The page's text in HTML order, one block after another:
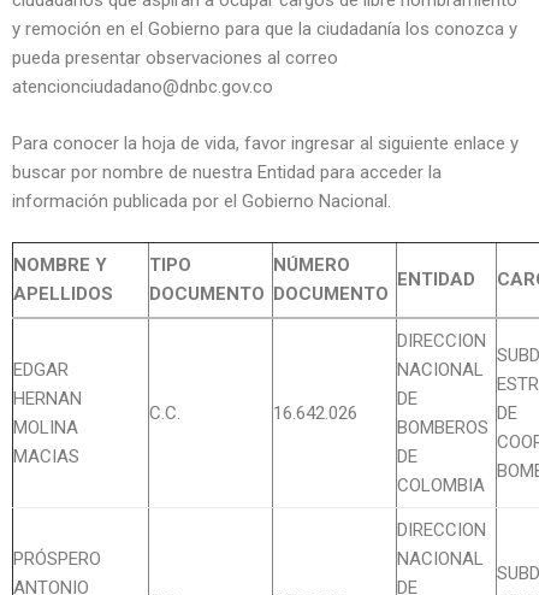
y remoción en el Gobierno para que la ciudadanía los conozca y
pueda presentar observaciones al correo
atencionciudadano@dnbc.gov.co
Para conocer la hoja de vida, favor ingresar al siguiente enlace y
buscar por nombre de nuestra Entidad para acceder la
información publicada por el Gobierno Nacional.
NOMBRE Y
APELLIDOS
TIPO
DOCUMENTO
NÚMERO
DOCUMENTO
ENTIDAD
EDGAR
HERNAN
MOLINA
MACIAS
C.C. 16.642.026
DIRECCION
NACIONAL
DE
BOMBEROS
DE
COLOMBIA
DE
PRÓSPERO
ANTONIO
DIRECCION
NACIONAL
DE